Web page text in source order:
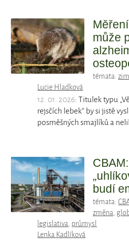
může
témata:
Lucie Hladková
12. 01. 2026: Titulek typu
rejsčích lebek“ by si jistě
posměšných smajlíků a
budí
témata:
změna,
legislativa, průmysl
Lenka Kadlíková